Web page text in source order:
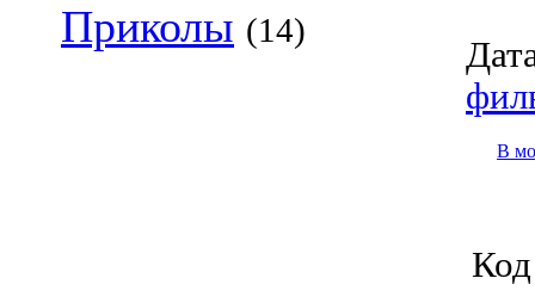
Приколы (14)
В